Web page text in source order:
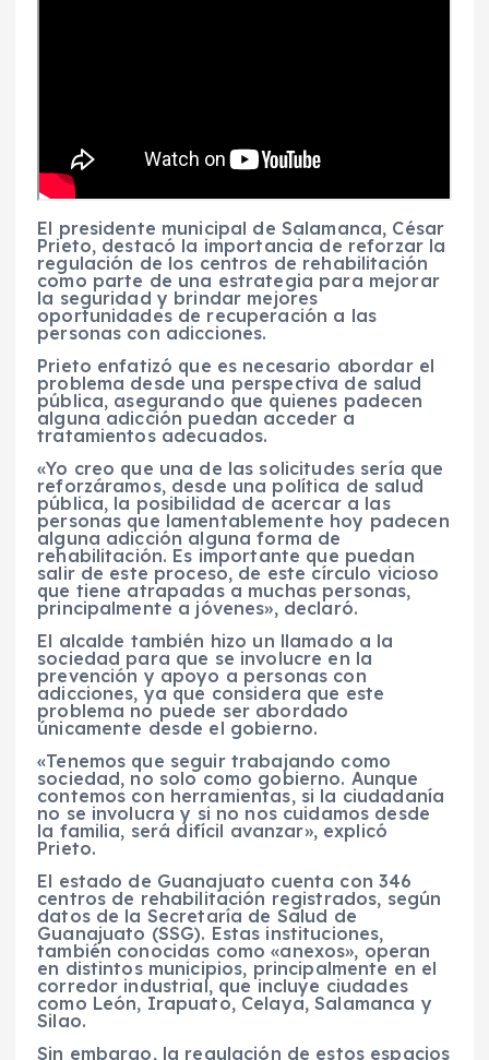
El presidente municipal de Salamanca, César
Prieto, destacó la importancia de reforzar la
regulación de los centros de rehabilitación
como parte de una estrategia para mejorar
la seguridad y brindar mejores
oportunidades de recuperación a las
personas con adicciones.
Prieto enfatizó que es necesario abordar el
problema desde una perspectiva de salud
pública, asegurando que quienes padecen
alguna adicción puedan acceder a
tratamientos adecuados.
«Yo creo que una de las solicitudes sería que
reforzáramos, desde una política de salud
pública, la posibilidad de acercar a las
personas que lamentablemente hoy padecen
alguna adicción alguna forma de
rehabilitación. Es importante que puedan
salir de este proceso, de este círculo vicioso
que tiene atrapadas a muchas personas,
principalmente a jóvenes», declaró.
El alcalde también hizo un llamado a la
sociedad para que se involucre en la
prevención y apoyo a personas con
adicciones, ya que considera que este
problema no puede ser abordado
únicamente desde el gobierno.
«Tenemos que seguir trabajando como
sociedad, no solo como gobierno. Aunque
contemos con herramientas, si la ciudadanía
no se involucra y si no nos cuidamos desde
la familia, será difícil avanzar», explicó
Prieto.
El estado de Guanajuato cuenta con 346
centros de rehabilitación registrados, según
datos de la Secretaría de Salud de
Guanajuato (SSG). Estas instituciones,
también conocidas como «anexos», operan
en distintos municipios, principalmente en el
corredor industrial, que incluye ciudades
como León, Irapuato, Celaya, Salamanca y
Silao.
Sin embargo, la regulación de estos espacios